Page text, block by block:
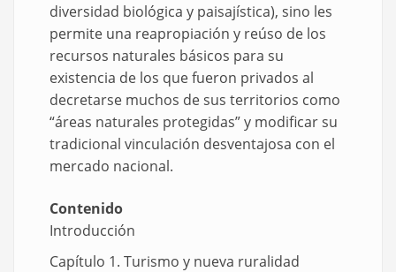
diversidad biológica y paisajística), sino les
permite una reapropiación y reúso de los
recursos naturales básicos para su
existencia de los que fueron privados al
decretarse muchos de sus territorios como
“áreas naturales protegidas” y modificar su
tradicional vinculación desventajosa con el
mercado nacional.
Contenido
Introducción
Capítulo 1. Turismo y nueva ruralidad